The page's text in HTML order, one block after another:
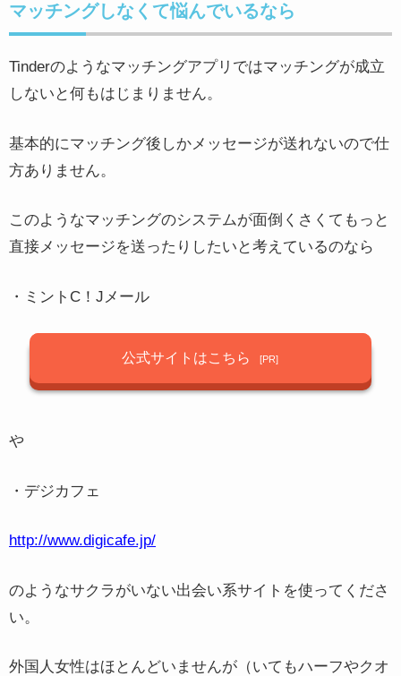
マッチングしなくて悩んでいるなら
Tinderのようなマッチングアプリではマッチングが成立
しないと何もはじまりません。
基本的にマッチング後しかメッセージが送れないので仕
方ありません。
このようなマッチングのシステムが面倒くさくてもっと
直接メッセージを送ったりしたいと考えているのなら
・ミントC！Jメール
公式サイトはこちら
や
・デジカフェ
http://www.digicafe.jp/
のようなサクラがいない出会い系サイトを使ってくださ
い。
外国人女性はほとんどいませんが（いてもハーフやクオ